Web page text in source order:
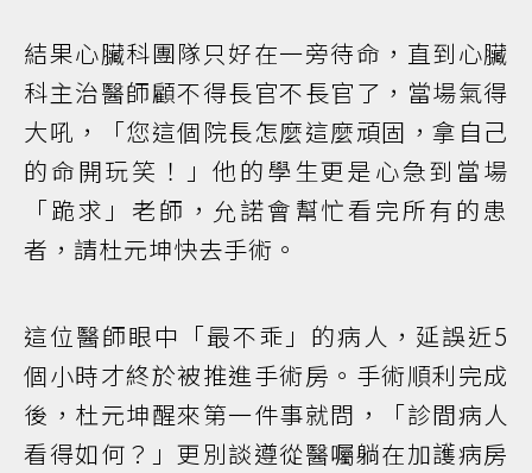
結果心臟科團隊只好在一旁待命，直到心臟
科主治醫師顧不得長官不長官了，當場氣得
大吼，「您這個院長怎麼這麼頑固，拿自己
的命開玩笑！」他的學生更是心急到當場
「跪求」老師，允諾會幫忙看完所有的患
者，請杜元坤快去手術。
這位醫師眼中「最不乖」的病人，延誤近5
個小時才終於被推進手術房。手術順利完成
後，杜元坤醒來第一件事就問，「診間病人
看得如何？」更別談遵從醫囑躺在加護病房